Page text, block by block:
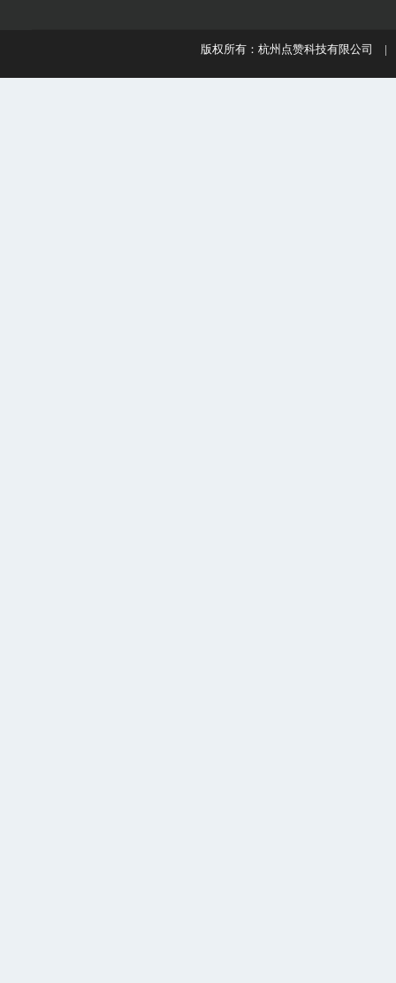
版权所有：杭州点赞科技有限公司